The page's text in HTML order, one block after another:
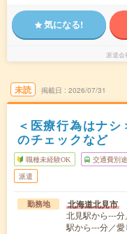
気になる!
派遣会
未読 掲載日 2026/07/31
＜医療行為はナ
のチェックなど
職種未経験OK 交通費別
派遣
勤務地 北海道北見市
北見駅から---
駅から---分／